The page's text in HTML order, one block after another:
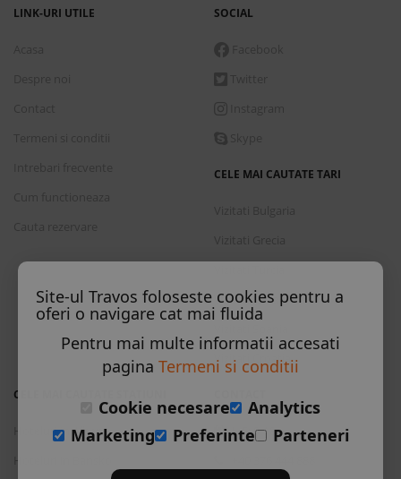
LINK-URI UTILE SOCIAL
CELE MAI CAUTATE TARI
Vizitati Italia
Vizitati Croatia
CELE MAI CAUTATE STATIUNI
Hoteluri in Albena
L-S: 9-18
Site-ul Travos foloseste cookies pentru a
oferi o navigare cat mai fluida
Pentru mai multe informatii accesati
pagina Termeni si conditii
Cookie necesare
Analytics
Marketing
Preferinte Parteneri